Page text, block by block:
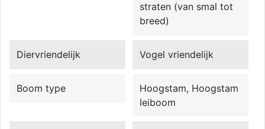
straten (van smal tot
breed)
Diervriendelijk Vogel vriendelijk
Boom type
Hoogstam, Hoogstam
leiboom